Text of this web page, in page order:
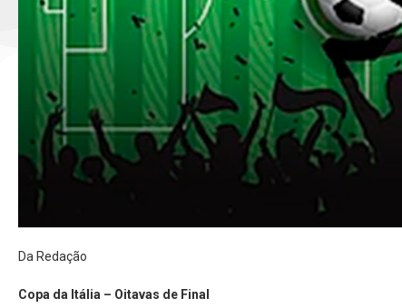
Da Redação
Copa da Itália – Oitavas de Final